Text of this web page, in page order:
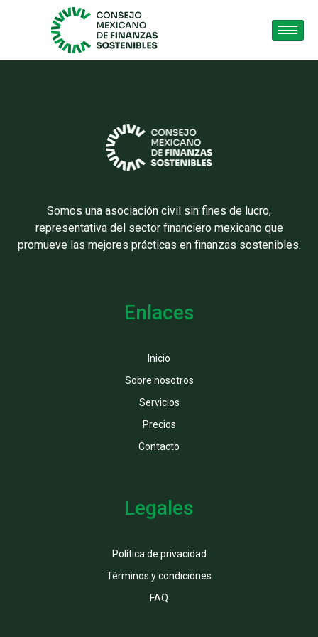
Somos una asociación civil sin fines de lucro,
representativa del sector financiero mexicano que
promueve las mejores prácticas en finanzas sostenibles.
Enlaces
Inicio
Sobre nosotros
Servicios
Precios
Contacto
Legales
Política de privacidad
Términos y condiciones
FAQ